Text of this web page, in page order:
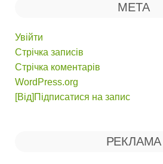
МЕТА
Увійти
Стрічка записів
Стрічка коментарів
WordPress.org
[Від]Підписатися на запис
РЕКЛАМА